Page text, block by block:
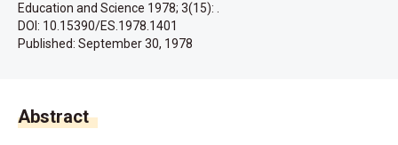
Education and Science 1978; 3(15): .
DOI: 10.15390/ES.1978.1401
Published: September 30, 1978
Abstract